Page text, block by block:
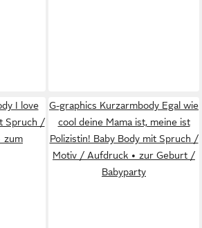
I love
Spruch /
zum
G-graphics Kurzarmbody Egal wie
cool deine Mama ist, meine ist
Polizistin! Baby Body mit Spruch /
Motiv / Aufdruck • zur Geburt /
Babyparty